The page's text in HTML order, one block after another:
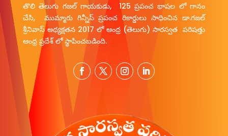
తొలి తెలుగు గజల్ గాయకుడు, 125 ప్రపంచ భాషల లో గానం
చేసి, ముమ్మారు గిన్నీస్ ప్రపంచ రికార్డులు సాధించిన డా.గజల్
శ్రీనివాస్ అధ్యక్షతన 2017 లో ఆంధ్ర (తెలుగు) సారస్వత పరిషత్తు
ఆంధ్ర ప్రదేశ్ లో స్థాపించబడింది.